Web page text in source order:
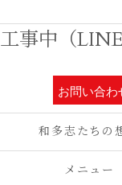
工事中（
お問い合わ
和多志たちの
メニュー